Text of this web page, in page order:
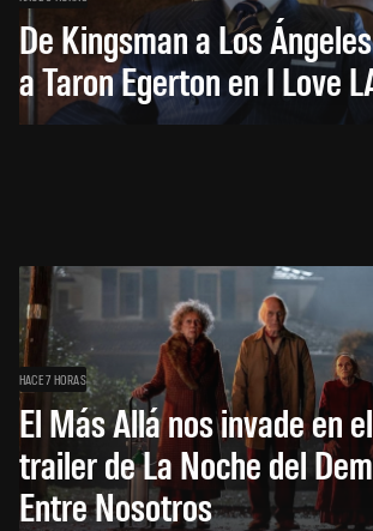
De Kingsman a Los
a Taron Egerton en I Love
HACE 7 HORAS
El Más Allá nos invade en
trailer de La Noche del
Entre Nosotros